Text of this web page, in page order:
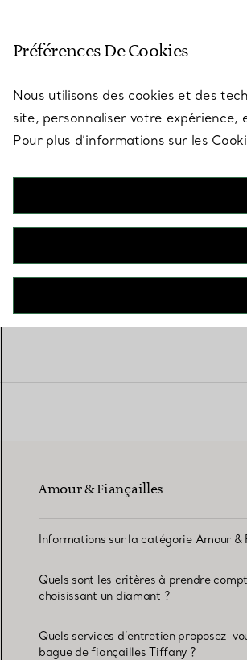
Amour & Fiançailles
Informations sur la catégorie Amour &
Quels sont les critères à prendre
choisissant un diamant ?
Quels services d’entretien proposez-
bague de fiançailles Tiffany ?
Préférences De Cookies
Nous utilisons des cookies et des
site, personnaliser votre expérience,
Pour plus d’informations sur les